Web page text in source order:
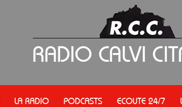
LA RADIO PODCASTS ECOUTE 24/7